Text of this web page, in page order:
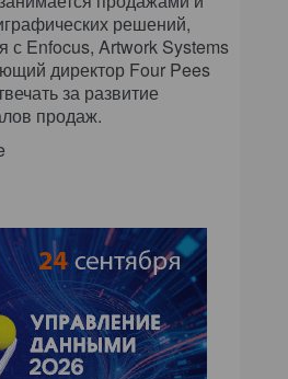
решений,
с Enfocus, Artwork Systems
директор Four Pees
за развитие
продаж.